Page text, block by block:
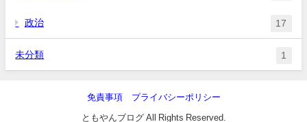
政治 17
未分類 1
免責事項 プライバシーポリシー
ともやんブログ All Rights Reserved.